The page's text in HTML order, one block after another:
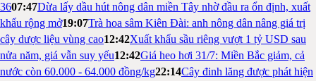
3607:47Dừa lấy dầu hút nông dân miền Tây nhờ đầu ra ổn định, xuất
khẩu rộng mở19:07Trà hoa sâm Kiên Đài: anh nông dân nâng giá trị
cây dược liệu vùng cao12:42Xuất khẩu sầu riêng vượt 1 tỷ USD sau
nửa năm, giá vẫn suy yếu12:42Giá heo hơi 31/7: Miền Bắc giảm, cả
nước còn 60.000 - 64.000 đồng/kg22:14Cây đinh lăng được phát hiện